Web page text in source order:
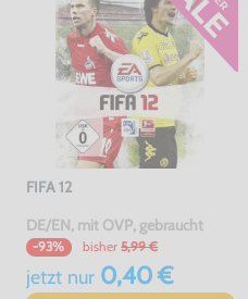
FIFA 12
DE/EN, mit OVP, gebraucht
-93% bisher 5,99 €
jetzt nur0,40 €